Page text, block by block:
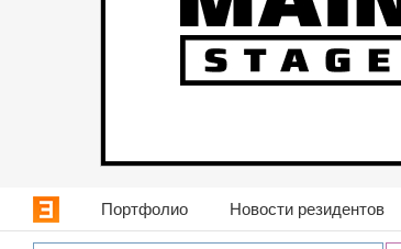
Портфолио Новости резидентов